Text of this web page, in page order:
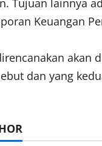
Tujuan lainnya
Keuangan
akan
dan yang